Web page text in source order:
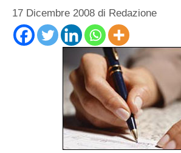
17 Dicembre 2008 di Redazione